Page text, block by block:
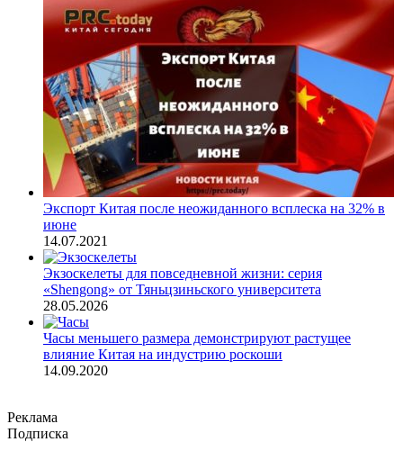
Экспорт Китая после неожиданного всплеска на 32% в
июне
14.07.2021
Экзоскелеты для повседневной жизни: серия
«Shengong» от Тяньцзиньского университета
28.05.2026
Часы меньшего размера демонстрируют растущее
влияние Китая на индустрию роскоши
14.09.2020
Реклама
Подписка